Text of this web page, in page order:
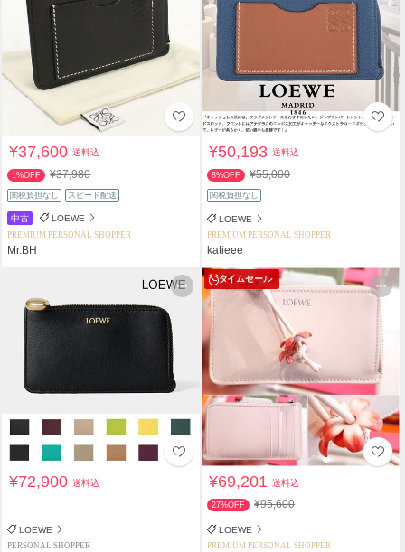
¥37,600送料込
1%OFF ¥37,980
関税負担なし スピード配送
中古 LOEWE
PREMIUM PERSONAL SHOPPER
Mr.BH
¥50,193送料込
8%OFF ¥55,000
関税負担なし
LOEWE
PREMIUM PERSONAL SHOPPER
katieee
¥72,900送料込
LOEWE
PERSONAL SHOPPER
タイムセール
¥69,201送料込
27%OFF ¥95,600
LOEWE
PREMIUM PERSONAL SHOPPER